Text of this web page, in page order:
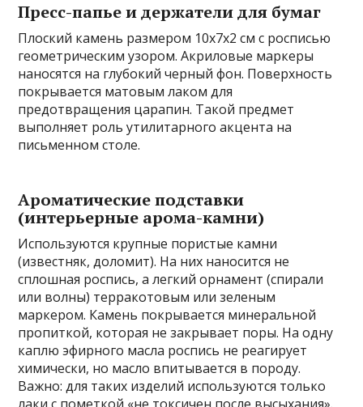
Пресс-папье и держатели для бумаг
Плоский камень размером 10х7х2 см с росписью
геометрическим узором. Акриловые маркеры
наносятся на глубокий черный фон. Поверхность
покрывается матовым лаком для
предотвращения царапин. Такой предмет
выполняет роль утилитарного акцента на
письменном столе.
Ароматические подставки
(интерьерные арома-камни)
Используются крупные пористые камни
(известняк, доломит). На них наносится не
сплошная роспись, а легкий орнамент (спирали
или волны) терракотовым или зеленым
маркером. Камень покрывается минеральной
пропиткой, которая не закрывает поры. На одну
каплю эфирного масла роспись не реагирует
химически, но масло впитывается в породу.
Важно: для таких изделий используются только